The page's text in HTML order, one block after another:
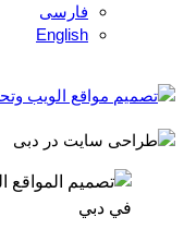
فارسی
English